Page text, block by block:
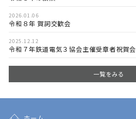
2026.01.06
令和８年 賀詞交歓会
2025.12.12
令和７年鉄道電気３協会主催受章者祝賀会
一覧をみる